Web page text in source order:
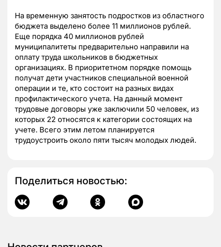
На временную занятость подростков из областного
бюджета выделено более 11 миллионов рублей.
Еще порядка 40 миллионов рублей
муниципалитеты предварительно направили на
оплату труда школьников в бюджетных
организациях. В приоритетном порядке помощь
получат дети участников специальной военной
операции и те, кто состоит на разных видах
профилактического учета. На данный момент
трудовые договоры уже заключили 50 человек, из
которых 22 относятся к категории состоящих на
учете. Всего этим летом планируется
трудоустроить около пяти тысяч молодых людей.
Поделиться новостью: